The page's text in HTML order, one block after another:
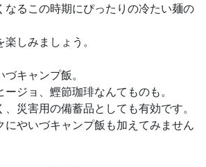
なるこの時期にぴったりの冷たい麺の
しみましょう。
キャンプ飯。
ジョ、鰹節珈琲なんてものも。
災害用の備蓄品としても有効です。
にやいづキャンプ飯も加えてみません